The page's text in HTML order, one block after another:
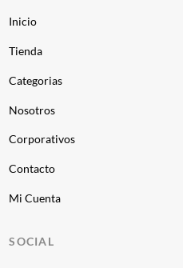
Inicio
Tienda
Categorias
Nosotros
Corporativos
Contacto
Mi Cuenta
SOCIAL